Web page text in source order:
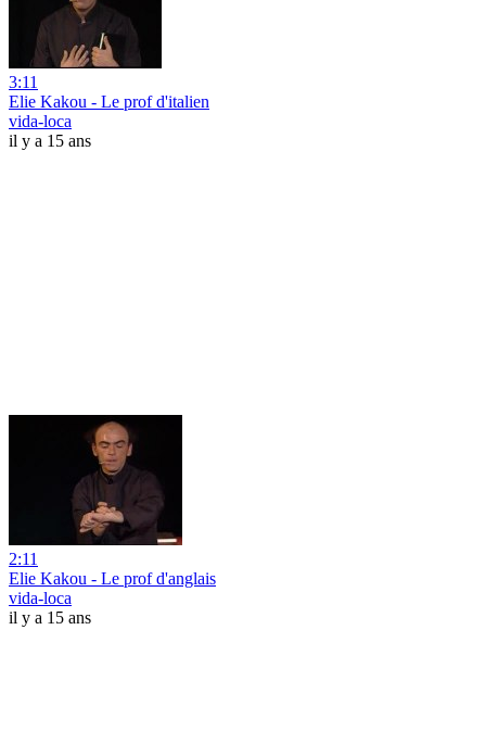
3:11
Elie Kakou - Le prof d'italien
vida-loca
il y a 15 ans
2:11
Elie Kakou - Le prof d'anglais
vida-loca
il y a 15 ans